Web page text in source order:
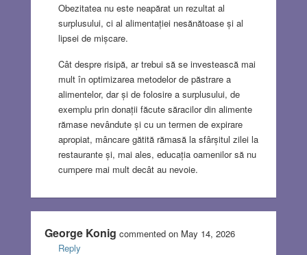
Obezitatea nu este neapărat un rezultat al
surplusului, ci al alimentației nesănătoase și al
lipsei de mișcare.
Cât despre risipă, ar trebui să se investească mai
mult în optimizarea metodelor de păstrare a
alimentelor, dar și de folosire a surplusului, de
exemplu prin donații făcute săracilor din alimente
rămase nevândute și cu un termen de expirare
apropiat, mâncare gătită rămasă la sfârșitul zilei la
restaurante și, mai ales, educația oamenilor să nu
cumpere mai mult decât au nevoie.
George Konig commented on May 14, 2026
Reply